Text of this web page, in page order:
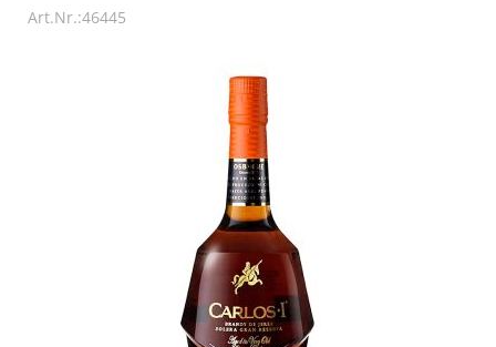
Art.Nr.:46445